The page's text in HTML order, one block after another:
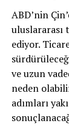
ABD’nin
uluslararası
ediyor.
ve uzun
neden
adımları